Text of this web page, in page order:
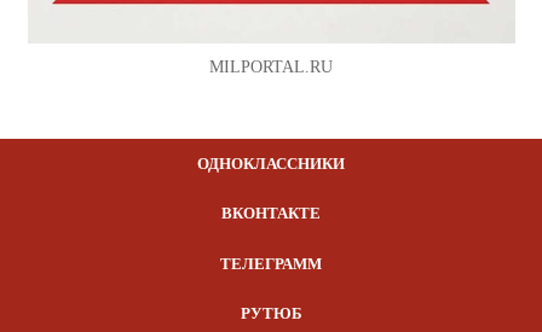
MILPORTAL.RU
ОДНОКЛАССНИКИ
ВКОНТАКТЕ
ТЕЛЕГРАММ
РУТЮБ